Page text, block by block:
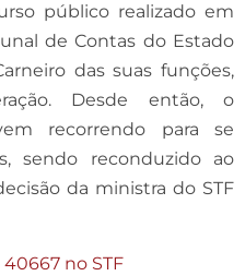
público realizado em
de Contas do Estado
das suas funções,
Desde então, o
recorrendo para se
sendo reconduzido ao
da ministra do STF
no STF